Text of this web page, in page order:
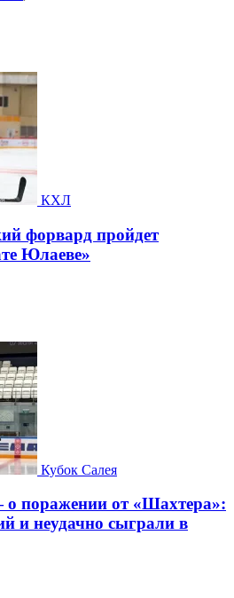
КХЛ
форвард пройдет
Юлаеве»
Кубок Салея
поражении от «Шахтера»:
и неудачно сыграли в